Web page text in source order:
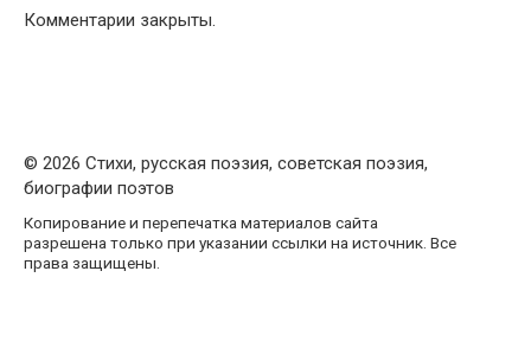
Комментарии закрыты.
© 2026 Стихи, русская поэзия, советская поэзия,
биографии поэтов
Копирование и перепечатка материалов сайта
разрешена только при указании ссылки на источник. Все
права защищены.